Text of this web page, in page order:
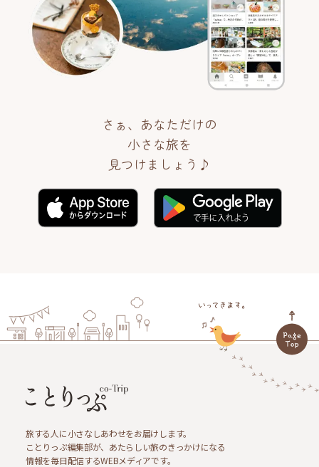
さぁ、あなただけの
小さな旅を
見つけましょう♪
旅する人に小さなしあわせをお届けします。
ことりっぷ編集部が、あたらしい旅のきっかけになる
情報を毎日配信するWEBメディアです。